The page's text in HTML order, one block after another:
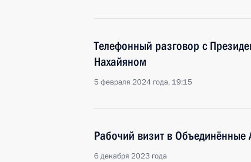
Телефонный разговор с
Нахайяном
5 февраля 2024 года, 19:15
Рабочий визит в Объединённые
6 декабря 2023 года